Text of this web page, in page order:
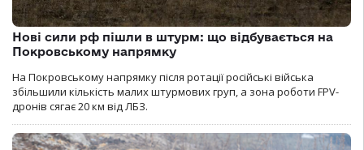
Нові сили рф пішли в штурм: що відбувається на
Покровському напрямку
На Покровському напрямку після ротації російські війська
збільшили кількість малих штурмових груп, а зона роботи FPV-
дронів сягає 20 км від ЛБЗ.